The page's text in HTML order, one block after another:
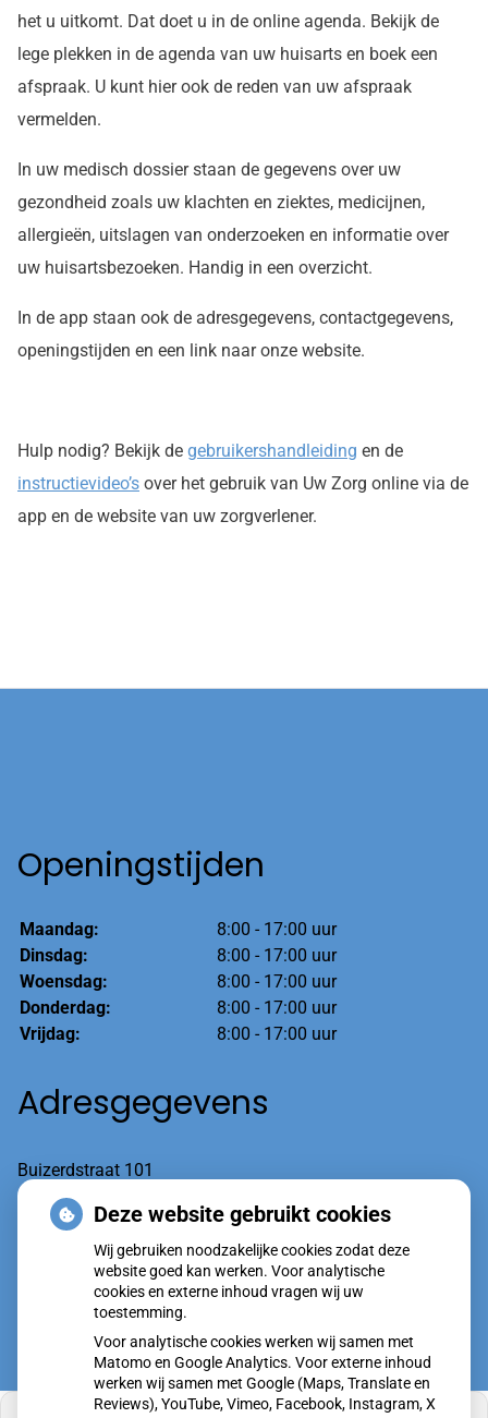
het u uitkomt. Dat doet u in de online agenda. Bekijk de
lege plekken in de agenda van uw huisarts en boek een
afspraak. U kunt hier ook de reden van uw afspraak
vermelden.
In uw medisch dossier staan de gegevens over uw
gezondheid zoals uw klachten en ziektes, medicijnen,
allergieën, uitslagen van onderzoeken en informatie over
uw huisartsbezoeken. Handig in een overzicht.
In de app staan ook de adresgegevens, contactgegevens,
openingstijden en een link naar onze website.
Hulp nodig? Bekijk de gebruikershandleiding en de
instructievideo’s over het gebruik van Uw Zorg online via de
app en de website van uw zorgverlener.
Openingstijden
Maandag:
8:00 - 17:00 uur
Dinsdag:
8:00 - 17:00 uur
Woensdag:
8:00 - 17:00 uur
Donderdag:
8:00 - 17:00 uur
Vrijdag:
8:00 - 17:00 uur
Adresgegevens
Buizerdstraat 101
6601 AT Wijchen
(spoed optie1) 024-7600020
Deze website gebruikt cookies
Wij gebruiken noodzakelijke cookies zodat deze
website goed kan werken. Voor analytische
cookies en externe inhoud vragen wij uw
toestemming.
Voor analytische cookies werken wij samen met
Matomo en Google Analytics. Voor externe inhoud
werken wij samen met Google (Maps, Translate en
Reviews), YouTube, Vimeo, Facebook, Instagram, X